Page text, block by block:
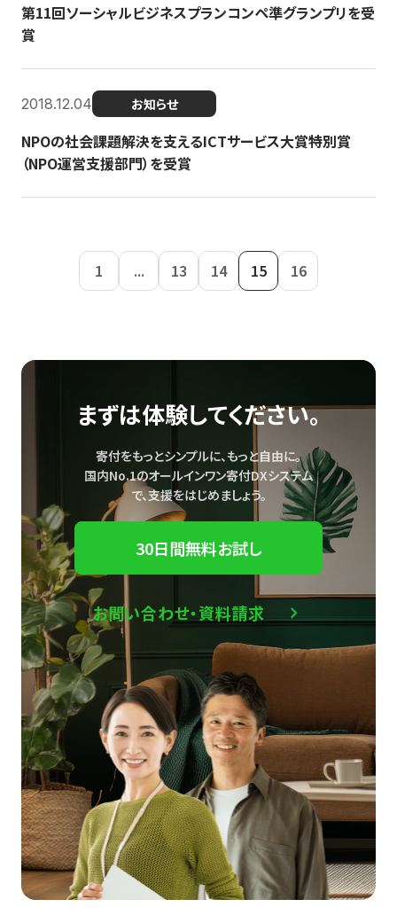
第11回ソーシャルビジネスプランコンペ準グランプリを受
賞
2018.12.04 お知らせ
NPOの社会課題解決を支えるICTサービス大賞特別賞
（NPO運営支援部門）を受賞
1 ... 13 14 15 16
まずは体験してください。
寄付をもっとシンプルに、もっと自由に。
国内No.1のオールインワン寄付DXシステム
で、支援をはじめましょう。
30日間無料お試し
お問い合わせ・資料請求